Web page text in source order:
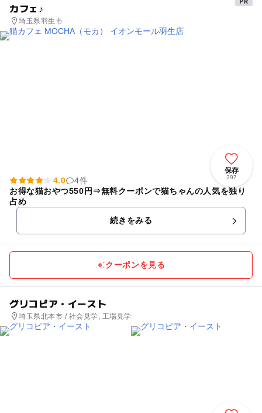
カフェ♪
埼玉県羽生市
保存
297
4.0
4件
お得な猫おやつ550円⇒無料クーポンで猫ちゃんの人気を独り
占め
続きをみる
クーポンを見る
グリコピア・イースト
埼玉県北本市 / 社会見学, 工場見学